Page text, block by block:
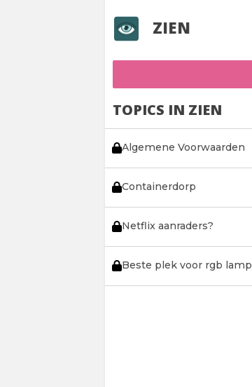
ZIEN
TOPICS IN ZIEN
Algemene Voorwaarden
Containerdorp
Netflix aanraders?
Beste plek voor rgb lamp